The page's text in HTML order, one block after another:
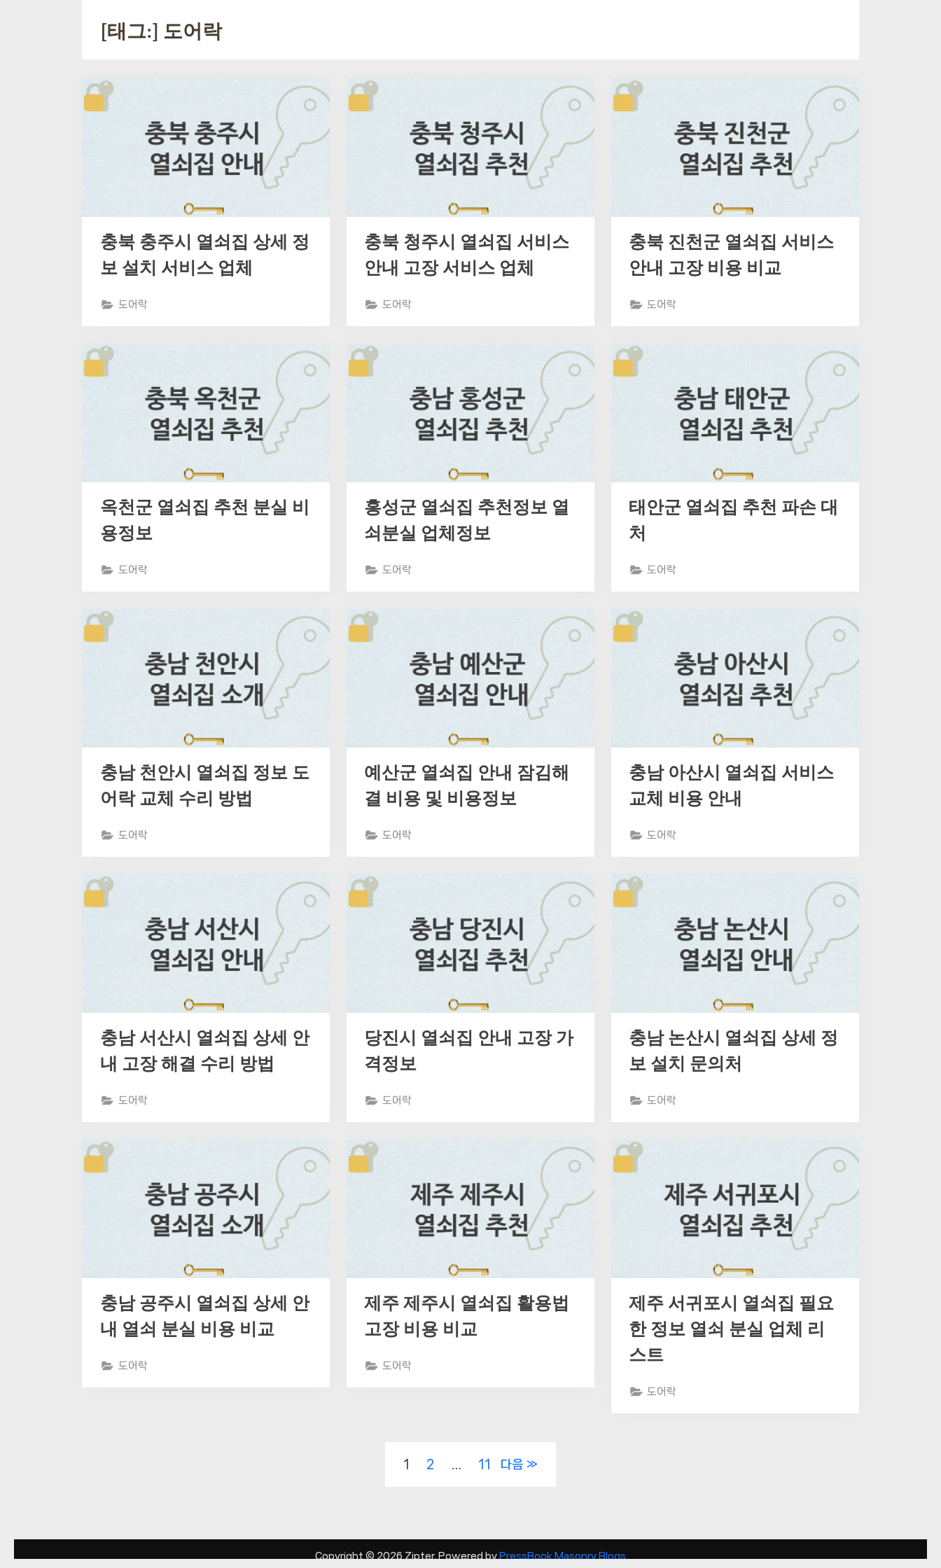
[태그:] 도어락
충북 충주시 열쇠집 상세 정
보 설치 서비스 업체
도어락
충북 청주시 열쇠집 서비스
안내 고장 서비스 업체
도어락
충북 진천군 열쇠집 서비스
안내 고장 비용 비교
도어락
옥천군 열쇠집 추천 분실 비
용정보
도어락
홍성군 열쇠집 추천정보 열
쇠분실 업체정보
도어락
태안군 열쇠집 추천 파손 대
처
도어락
충남 천안시 열쇠집 정보 도
어락 교체 수리 방법
도어락
예산군 열쇠집 안내 잠김해
결 비용 및 비용정보
도어락
충남 아산시 열쇠집 서비스
교체 비용 안내
도어락
충남 서산시 열쇠집 상세 안
내 고장 해결 수리 방법
도어락
당진시 열쇠집 안내 고장 가
격정보
도어락
충남 논산시 열쇠집 상세 정
보 설치 문의처
도어락
충남 공주시 열쇠집 상세 안
내 열쇠 분실 비용 비교
도어락
제주 제주시 열쇠집 활용법
고장 비용 비교
도어락
제주 서귀포시 열쇠집 필요
한 정보 열쇠 분실 업체 리
스트
도어락
지
1 2 11 다음
Copyright © 2026 Zipter. Powered by PressBook Masonry Blogs